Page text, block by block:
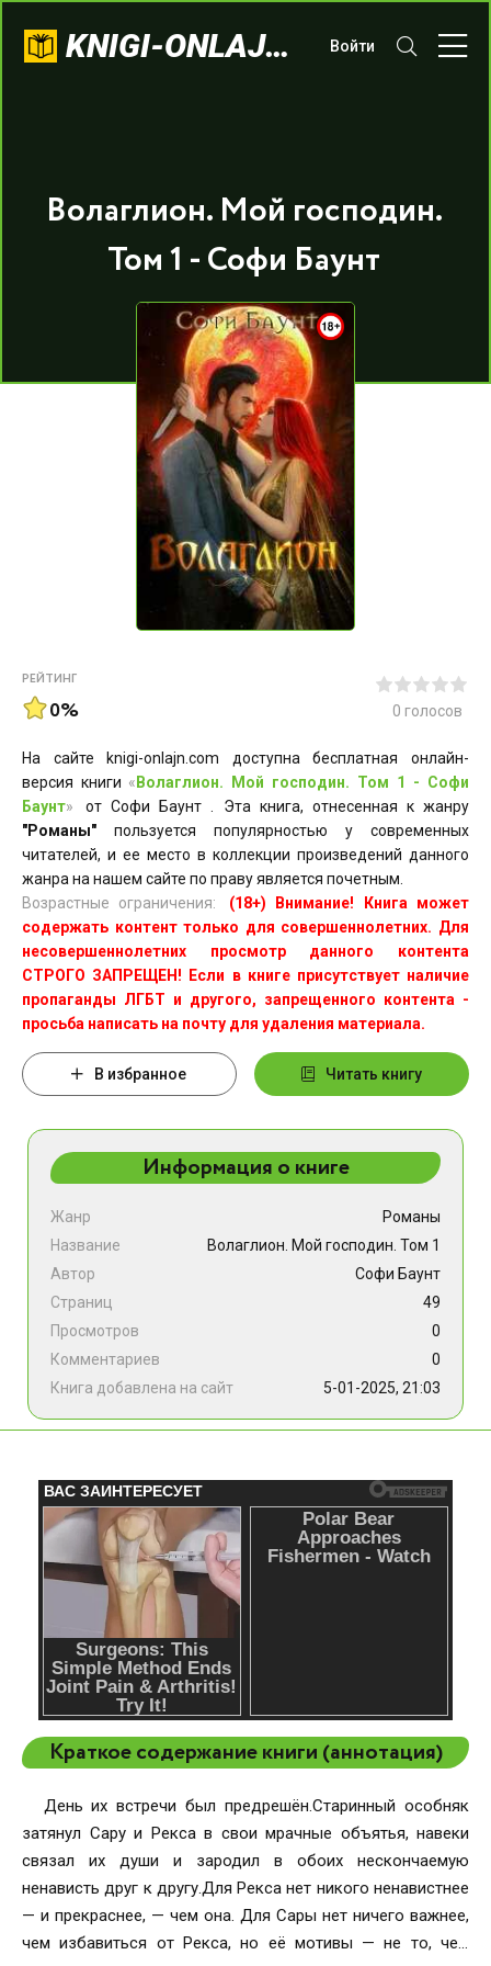
KNIGI-ONLAJN.COM Войти
Волаглион. Мой господин.
Том 1 - Софи Баунт
РЕЙТИНГ
0% 0 голосов
На сайте knigi-onlajn.com доступна бесплатная онлайн-
версия книги « Волаглион. Мой господин. Том 1 - Софи
Баунт»
от Софи Баунт . Эта книга, отнесенная к жанру
"Романы" пользуется популярностью у современных
читателей, и ее место в коллекции произведений данного
жанра на нашем сайте по праву является почетным.
Возрастные ограничения:
(18+) Внимание! Книга может
содержать контент только для совершеннолетних. Для
несовершеннолетних просмотр данного контента
СТРОГО ЗАПРЕЩЕН! Если в книге присутствует наличие
пропаганды ЛГБТ и другого, запрещенного контента -
просьба написать на почту для удаления материала.
В избранное Читать книгу
Информация о книге
Жанр
Романы
Название
Волаглион. Мой господин. Том 1
Автор
Софи Баунт
Страниц
49
Просмотров
0
Комментариев
0
Книга добавлена на сайт
5-01-2025, 21:03
Краткое содержание книги (аннотация)
День их встречи был предрешён.Старинный особняк
затянул Сару и Рекса в свои мрачные объятья, навеки
связал их души и зародил в обоих нескончаемую
ненависть друг к другу.Для Рекса нет никого ненавистнее
— и прекраснее, — чем она. Для Сары нет ничего важнее,
чем избавиться от Рекса, но её мотивы — не то, чем